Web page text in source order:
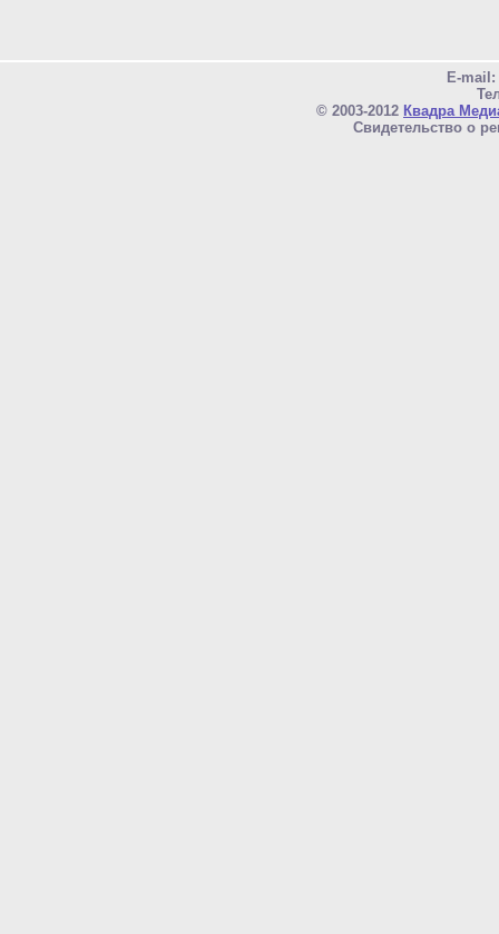
E-mail:
© 2003-2012 Квадра
Свидетельство о